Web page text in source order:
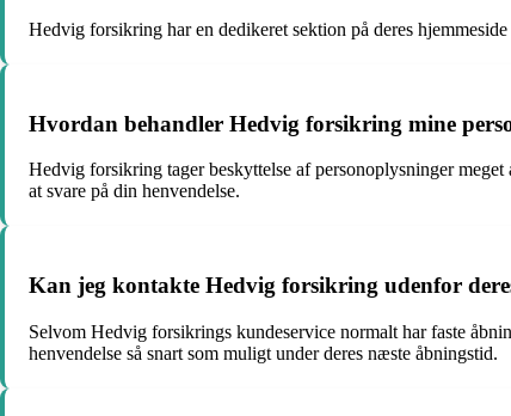
Hedvig forsikring har en dedikeret sektion på deres
Hvordan behandler Hedvig forsikring mine
Hedvig forsikring tager beskyttelse af personoplysninger
at svare på din henvendelse.
Kan jeg kontakte Hedvig forsikring udenfor
Selvom Hedvig forsikrings kundeservice normalt har faste
henvendelse så snart som muligt under deres næste åbningstid.